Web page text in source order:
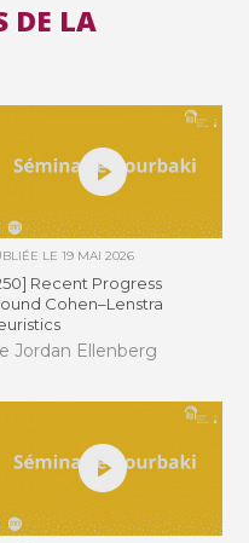
DE LA
LE 19 MAI 2026
Recent Progress
Cohen–Lenstra
Jordan Ellenberg